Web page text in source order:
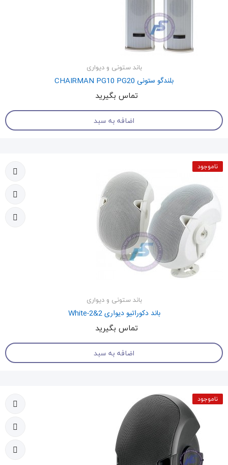
باند ستونی و دیواری
بلندگو ستونی CHAIRMAN PG10 PG20
تماس بگیرید
اضافه به سبد
ناموجود
باند ستونی و دیواری
باند دکوراتیو دیواری 2&2-White
تماس بگیرید
اضافه به سبد
ناموجود